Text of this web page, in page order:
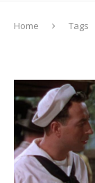
Home Tags